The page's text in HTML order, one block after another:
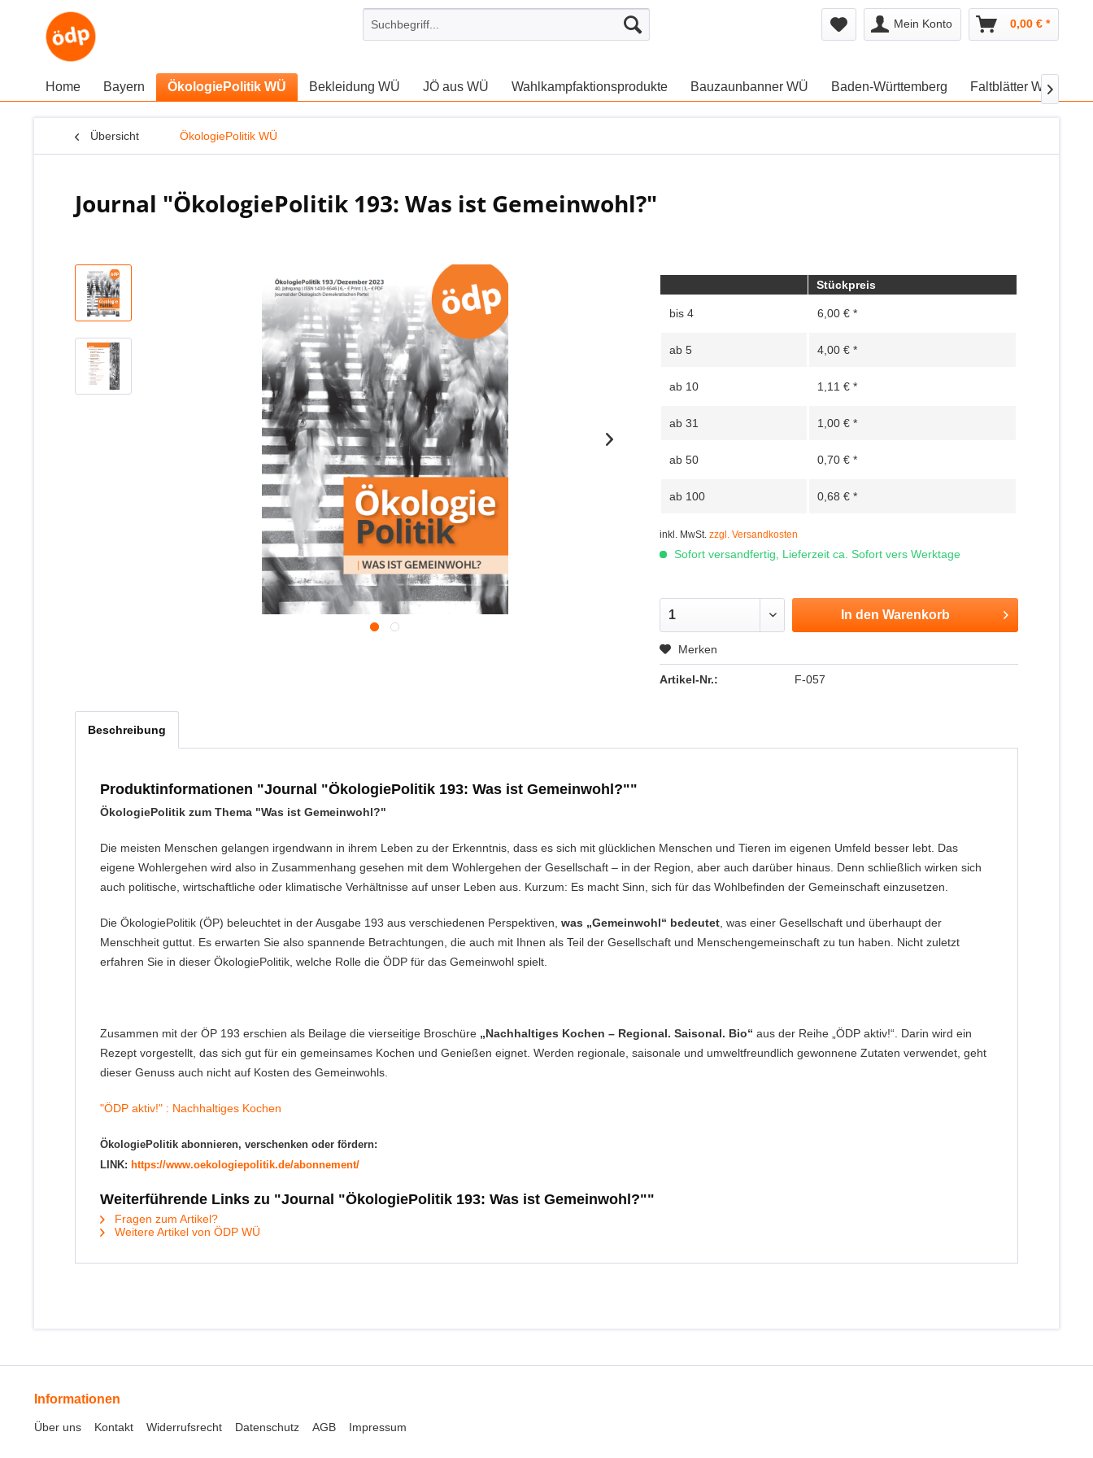
Mein Konto 0,00 € *
Home Bayern ÖkologiePolitik WÜ Bekleidung WÜ JÖ aus WÜ Wahlkampfaktionsprodukte Bauzaunbanner WÜ Baden-Württemberg Faltblätter WÜ

Übersicht ÖkologiePolitik WÜ
Journal "ÖkologiePolitik 193: Was ist Gemeinwohl?"
Stückpreis
bis4 6,00 € *
ab5 4,00 € *
ab 10 1,11 € *
ab31 1,00 € *
ab50 0,70 € *
ab 100 0,68 € *
inkl. MwSt.zzgl. Versandkosten
Sofort versandfertig, Lieferzeit ca. Sofort vers Werktage
In den Warenkorb
Merken
Artikel-Nr.: F-057
Beschreibung
Produktinformationen "Journal "ÖkologiePolitik 193: Was ist Gemeinwohl?""
ÖkologiePolitik zum Thema "Was ist Gemeinwohl?"
Die meisten Menschen gelangen irgendwann in ihrem Leben zu der Erkenntnis, dass es sich mit glücklichen Menschen und Tieren im eigenen Umfeld besser lebt. Das
eigene Wohlergehen wird also in Zusammenhang gesehen mit dem Wohlergehen der Gesellschaft – in der Region, aber auch darüber hinaus. Denn schließlich wirken sich
auch politische, wirtschaftliche oder klimatische Verhältnisse auf unser Leben aus. Kurzum: Es macht Sinn, sich für das Wohlbefinden der Gemeinschaft einzusetzen.
Die ÖkologiePolitik (ÖP) beleuchtet in der Ausgabe 193 aus verschiedenen Perspektiven, was „Gemeinwohl“ bedeutet , was einer Gesellschaft und überhaupt der
Menschheit guttut. Es erwarten Sie also spannende Betrachtungen, die auch mit Ihnen als Teil der Gesellschaft und Menschengemeinschaft zu tun haben. Nicht zuletzt
erfahren Sie in dieser ÖkologiePolitik, welche Rolle die ÖDP für das Gemeinwohl spielt.
Zusammen mit der ÖP 193 erschien als Beilage die vierseitige Broschüre „Nachhaltiges Kochen – Regional. Saisonal. Bio“ aus der Reihe „ÖDP aktiv!“. Darin wird ein
Rezept vorgestellt, das sich gut für ein gemeinsames Kochen und Genießen eignet. Werden regionale, saisonale und umweltfreundlich gewonnene Zutaten verwendet, geht
dieser Genuss auch nicht auf Kosten des Gemeinwohls.
"ÖDP aktiv!" : Nachhaltiges Kochen
ÖkologiePolitik abonnieren, verschenken oder fördern:
LINK: https://www.oekologiepolitik.de/abonnement/
Weiterführende Links zu "Journal "ÖkologiePolitik 193: Was ist Gemeinwohl?""
Fragen zum Artikel?
Weitere Artikel von ÖDP WÜ
Informationen
Über uns Kontakt Widerrufsrecht Datenschutz AGB Impressum